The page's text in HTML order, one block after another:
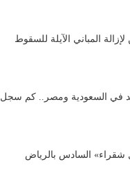
المباني الآيلة للسقوط
في السعودية ومصر.. كم سجل
شقراء» السادس بالرياض